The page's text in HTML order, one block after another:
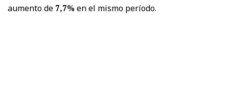
aumento de 7,7% en el mismo período.